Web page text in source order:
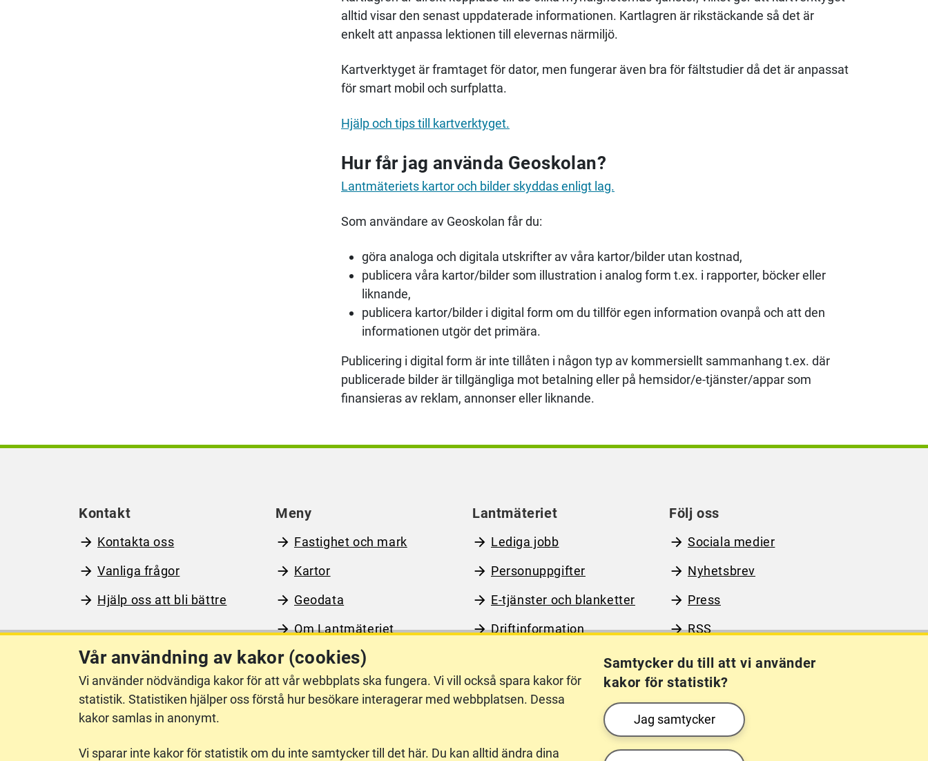
alltid visar den senast uppdaterade informationen. Kartlagren är rikstäckande så det är
enkelt att anpassa lektionen till elevernas närmiljö.
Kartverktyget är framtaget för dator, men fungerar även bra för fältstudier då det är anpassat
för smart mobil och surfplatta.
Hjälp och tips till kartverktyget.
Hur får jag använda Geoskolan?
Lantmäteriets kartor och bilder skyddas enligt lag.
Som användare av Geoskolan får du:
göra analoga och digitala utskrifter av våra kartor/bilder utan kostnad,
publicera våra kartor/bilder som illustration i analog form t.ex. i rapporter, böcker eller
liknande,
publicera kartor/bilder i digital form om du tillför egen information ovanpå och att den
informationen utgör det primära.
Publicering i digital form är inte tillåten i någon typ av kommersiellt sammanhang t.ex. där
publicerade bilder är tillgängliga mot betalning eller på hemsidor/e-tjänster/appar som
finansieras av reklam, annonser eller liknande.
Vår användning av kakor (cookies)
Vi använder nödvändiga kakor för att vår webbplats ska fungera. Vi vill också spara kakor för
statistik. Statistiken hjälper oss förstå hur besökare interagerar med webbplatsen. Dessa
kakor samlas in anonymt.
Vi sparar inte kakor för statistik om du inte samtycker till det här. Du kan alltid ändra dina
Samtycker du till att vi använder
kakor för statistik?
Jag samtycker
Kontakt
Kontakta oss
Vanliga frågor
Hjälp oss att bli bättre
Meny
Fastighet och mark
Kartor
Geodata
Om Lantmäteriet
Lantmäteriet
Lediga jobb
Personuppgifter
E-tjänster och blanketter
Driftinformation
Följ oss
Sociala medier
Nyhetsbrev
Press
RSS
Om webbplatsen Tillgänglighet Other languages Kakor (cookies)